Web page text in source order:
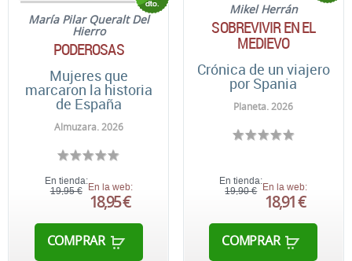
María Pilar Queralt Del
Hierro
PODEROSAS
Mujeres que
marcaron la historia
de España
Almuzara. 2026
En tienda:
19,95 € En la web:
18,95 €
COMPRAR
Mikel Herrán
SOBREVIVIR EN EL
MEDIEVO
Crónica de un viajero
por Spania
Planeta. 2026
En tienda:
19,90 € En la web:
18,91 €
COMPRAR